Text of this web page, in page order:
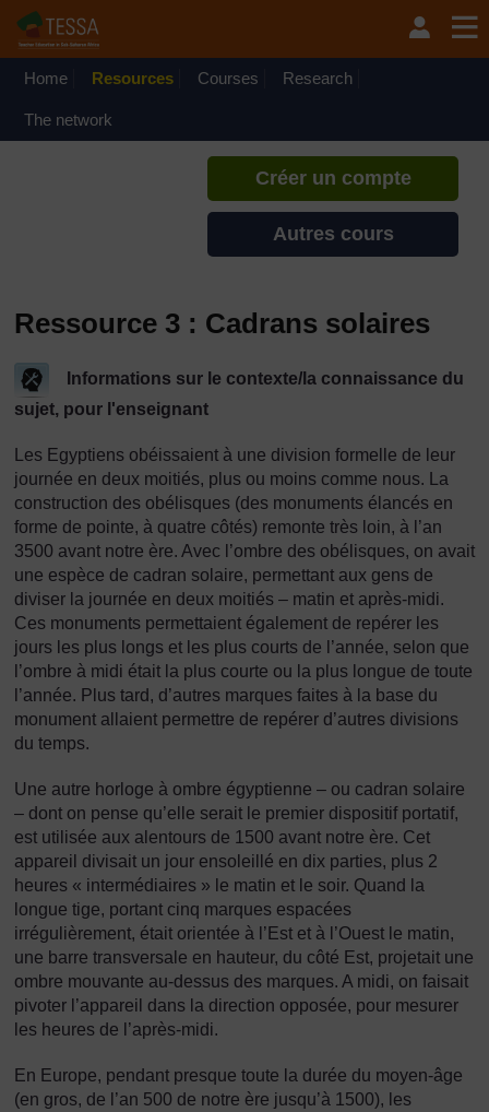
Home Resources Courses Research
The network
TESSA - Guinée Équatoriale
Si vous créez un compte, vous
pouvez établir un profil
Créer un compte
Autres cours
Ressource 3 : Cadrans solaires
Informations sur le contexte/la connaissance du
sujet, pour l'enseignant
Les Egyptiens obéissaient à une division formelle de leur
journée en deux moitiés, plus ou moins comme nous. La
construction des obélisques (des monuments élancés en
forme de pointe, à quatre côtés) remonte très loin, à l’an
3500 avant notre ère. Avec l’ombre des obélisques, on avait
une espèce de cadran solaire, permettant aux gens de
diviser la journée en deux moitiés – matin et après-midi.
Ces monuments permettaient également de repérer les
jours les plus longs et les plus courts de l’année, selon que
l’ombre à midi était la plus courte ou la plus longue de toute
l’année. Plus tard, d’autres marques faites à la base du
monument allaient permettre de repérer d’autres divisions
du temps.
Une autre horloge à ombre égyptienne – ou cadran solaire
– dont on pense qu’elle serait le premier dispositif portatif,
est utilisée aux alentours de 1500 avant notre ère. Cet
appareil divisait un jour ensoleillé en dix parties, plus 2
heures « intermédiaires » le matin et le soir. Quand la
longue tige, portant cinq marques espacées
irrégulièrement, était orientée à l’Est et à l’Ouest le matin,
une barre transversale en hauteur, du côté Est, projetait une
ombre mouvante au-dessus des marques. A midi, on faisait
pivoter l’appareil dans la direction opposée, pour mesurer
les heures de l’après-midi.
En Europe, pendant presque toute la durée du moyen-âge
(en gros, de l’an 500 de notre ère jusqu’à 1500), les